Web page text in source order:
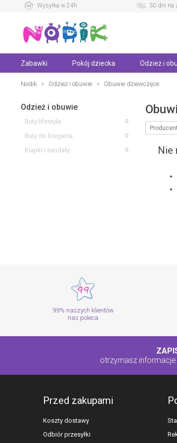
Wysyłka w 24h 30 dni na
Zabawki Pokój dziecka Odzież i
Nodik Odzież i obuwie Obuwie dziewczęce
Odzież i obuwie
Buty lifestyle 0
Buty do biegania 0
Klapki i sandały 0 Nie
99% naszych klientów
nas poleca
otrzymasz
Przed zakupami
Koszty dostawy
Odbiór przesyłki